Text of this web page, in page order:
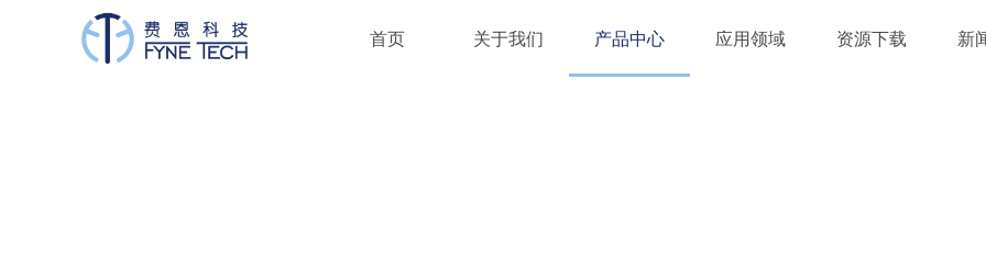
首页 关于我们 产品中心 应用领域 资源下载 新